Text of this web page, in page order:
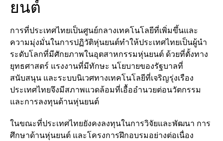
ยนต์
การที่ประเทศไทยเป็นศูนย์กลางเทคโนโลยีที่เพิ่มขึ้นและ
ความมุ่งมั่นในการปฏิวัติหุ่นยนต์ทำให้ประเทศไทยเป็นผู้นำ
ระดับโลกที่มีศักยภาพในอุตสาหกรรมหุ่นยนต์ ด้วยที่ตั้งทาง
ยุทธศาสตร์ แรงงานที่มีทักษะ นโยบายของรัฐบาลที่
สนับสนุน และระบบนิเวศทางเทคโนโลยีที่เจริญรุ่งเรือง
ประเทศไทยจึงมีสภาพแวดล้อมที่เอื้ออำนวยต่อนวัตกรรม
และการลงทุนด้านหุ่นยนต์
ในขณะที่ประเทศไทยยังคงลงทุนในการวิจัยและพัฒนา การ
ศึกษาด้านหุ่นยนต์ และโครงการฝึกอบรมอย่างต่อเนื่อง